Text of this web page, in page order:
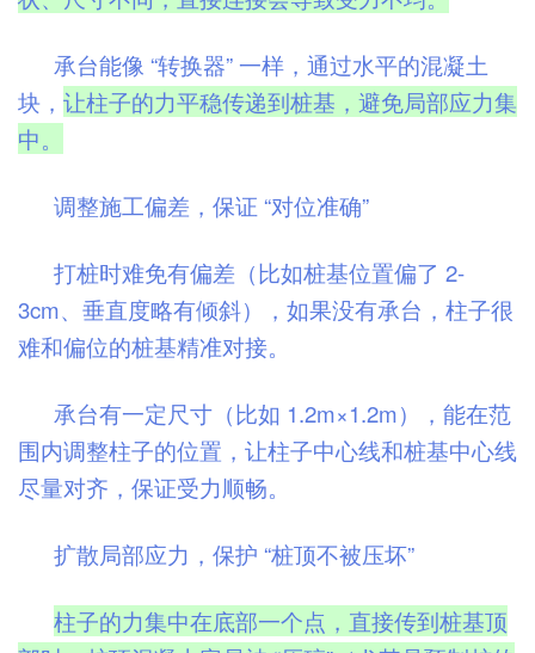
承台能像 “转换器” 一样，通过水平的混凝土
块， 让柱子的力平稳传递到桩基，避免局部应力集
中。
调整施工偏差，保证 “对位准确”
打桩时难免有偏差（比如桩基位置偏了 2-
3cm、垂直度略有倾斜），如果没有承台，柱子很
难和偏位的桩基精准对接。
承台有一定尺寸（比如 1.2m×1.2m），能在范
围内调整柱子的位置，让柱子中心线和桩基中心线
尽量对齐，保证受力顺畅。
扩散局部应力，保护 “桩顶不被压坏”
柱子的力集中在底部一个点，直接传到桩基顶